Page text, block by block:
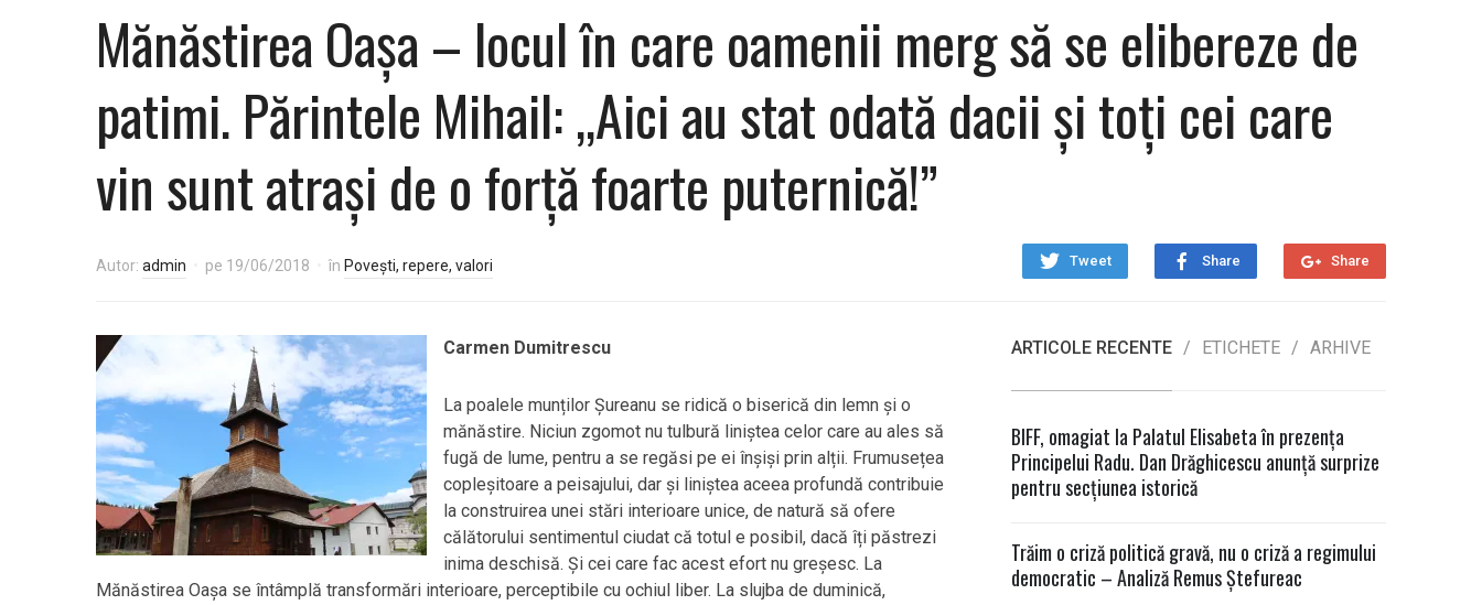
Mănăstirea Oașa – locul în care oamenii merg să se elibereze de
patimi. Părintele Mihail: „Aici au stat odată dacii și toți cei care
vin sunt atrași de o forță foarte puternică!”
Tweet Share Share
Autor: admin pe 19/06/2018 în Povești, repere, valori
Carmen Dumitrescu
La poalele munților Șureanu se ridică o biserică din lemn și o
mănăstire. Niciun zgomot nu tulbură liniștea celor care au ales să
fugă de lume, pentru a se regăsi pe ei înșiși prin alții. Frumusețea
copleșitoare a peisajului, dar și liniștea aceea profundă contribuie
la construirea unei stări interioare unice, de natură să ofere
călătorului sentimentul ciudat că totul e posibil, dacă îți păstrezi
inima deschisă. Și cei care fac acest efort nu greșesc. La
Mănăstirea Oașa se întâmplă transformări interioare, perceptibile cu ochiul liber. La slujba de duminică,
ARTICOLE RECENTE ETICHETE ARHIVE
BIFF, omagiat la Palatul Elisabeta în prezența
Principelui Radu. Dan Drăghicescu anunță surprize
pentru secțiunea istorică
Trăim o criză politică gravă, nu o criză a regimului
democratic – Analiză Remus Ștefureac